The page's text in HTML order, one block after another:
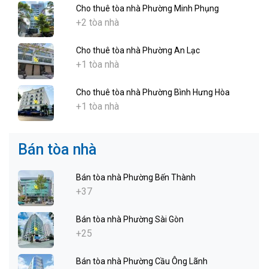
Cho thuê tòa nhà Phường Minh Phụng
+2 tòa nhà
Cho thuê tòa nhà Phường An Lạc
+1 tòa nhà
Cho thuê tòa nhà Phường Bình Hưng Hòa
+1 tòa nhà
Bán tòa nhà
Bán tòa nhà Phường Bến Thành
+37
Bán tòa nhà Phường Sài Gòn
+25
Bán tòa nhà Phường Cầu Ông Lãnh